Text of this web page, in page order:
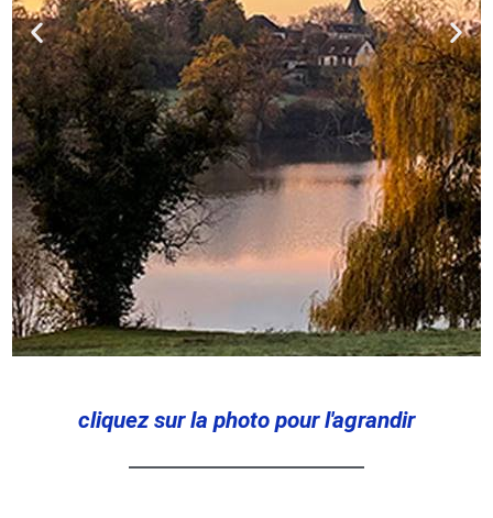
cliquez sur la photo pour l'agrandir